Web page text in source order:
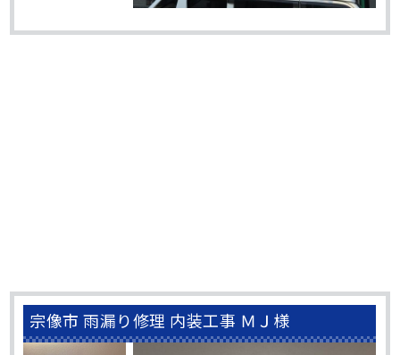
宗像市 雨漏り修理 内装工事 ＭＪ様